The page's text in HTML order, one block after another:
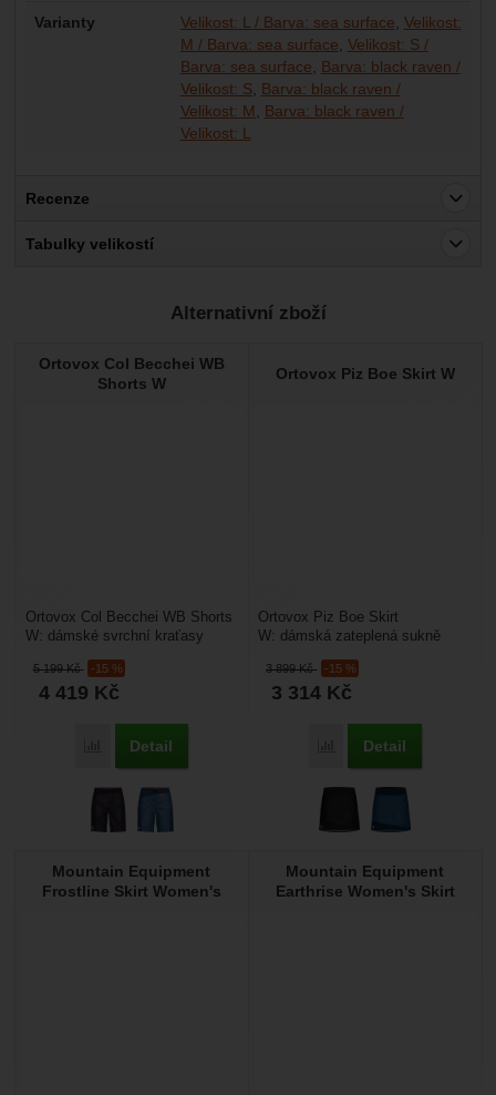
Varianty Velikost: L / Barva: sea surface Velikost:
M / Barva: sea surface Velikost: S /
Barva: sea surface
Barva: black raven /
Velikost: S Barva: black raven /
Velikost: M
Barva: black raven /
Velikost: L
Recenze
Nebyla přidána žádná recenze.
Tabulky velikostí
Alternativní zboží
Ortovox Col Becchei WB
Shorts W
5 199Kč -15 %
4 419 Kč
Porovnat
Detail
Ortovox Col Becchei WB Shorts
W: dámské svrchní kraťasy
skitouring. Na přední...
Ortovox Piz Boe Skirt W
3 899Kč -15 %
3 314 Kč
Porovnat
Detail
Ortovox Piz Boe Skirt
W: dámská zateplená sukně
například skialpinismus,
běžky....
Mountain Equipment
Frostline Skirt Women's
Mountain Equipment
Earthrise Women's Skirt